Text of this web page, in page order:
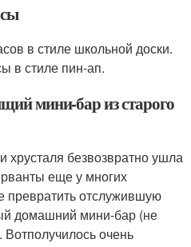
в стиле школьной доски.
в стиле пин-ап.
мини-бар из старого
хрусталя безвозвратно ушла
еще у многих
превратить отслужившую
домашний мини-бар (не
Вотполучилось очень